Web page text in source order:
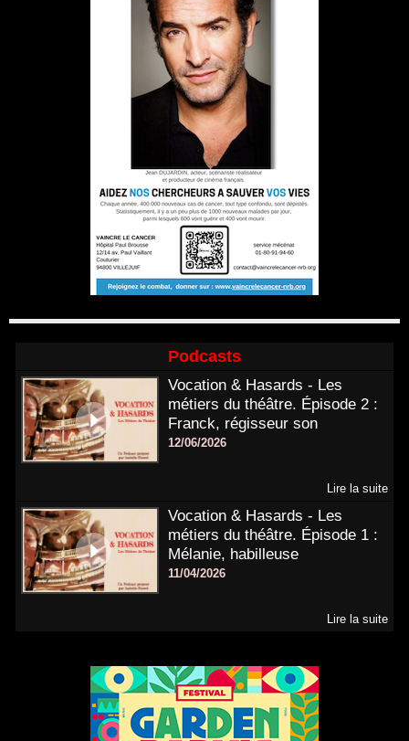
Podcasts
Vocation & Hasards - Les
métiers du théâtre. Épisode 2 :
Franck, régisseur son
12/06/2026
Lire la suite
Vocation & Hasards - Les
métiers du théâtre. Épisode 1 :
Mélanie, habilleuse
11/04/2026
Lire la suite